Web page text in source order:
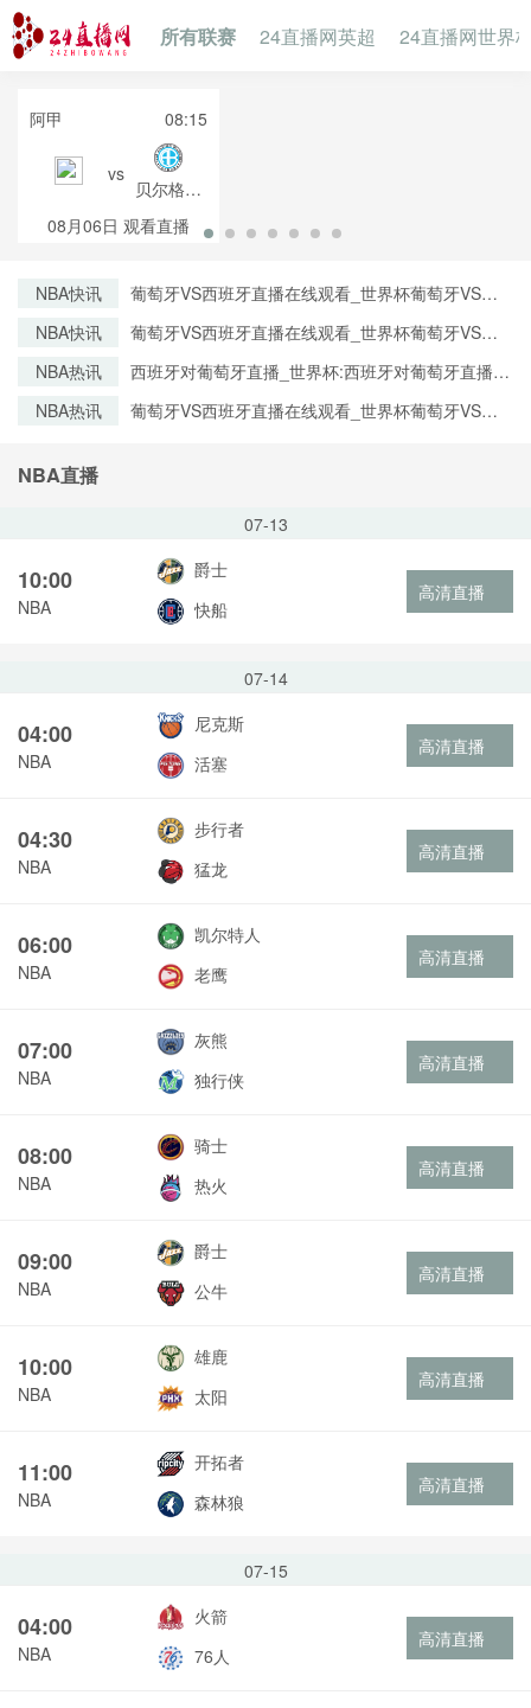
所有联赛 24直播网英超 24直播网世界
阿甲 08:15
vs
贝尔格拉
诺
08月06日 观看直播
NBA快讯
葡萄牙VS西班牙直播在线观看_世界杯葡萄牙VS西
NBA快讯
葡萄牙VS西班牙直播在线观看_世界杯葡萄牙VS西
NBA热讯
西班牙对葡萄牙直播_世界杯:西班牙对葡萄牙直播免
清无插件
NBA热讯
葡萄牙VS西班牙直播在线观看_世界杯葡萄牙VS西
NBA直播
07-13
10:00
NBA
爵士
快船
高清直播
07-14
04:00
NBA
尼克斯
活塞
高清直播
04:30
NBA
步行者
猛龙
高清直播
06:00
NBA
凯尔特人
老鹰
高清直播
07:00
NBA
灰熊
独行侠
高清直播
08:00
NBA
骑士
热火
高清直播
09:00
NBA
爵士
公牛
高清直播
10:00
NBA
雄鹿
太阳
高清直播
11:00
NBA
开拓者
森林狼
高清直播
07-15
04:00
NBA
火箭
76人
高清直播